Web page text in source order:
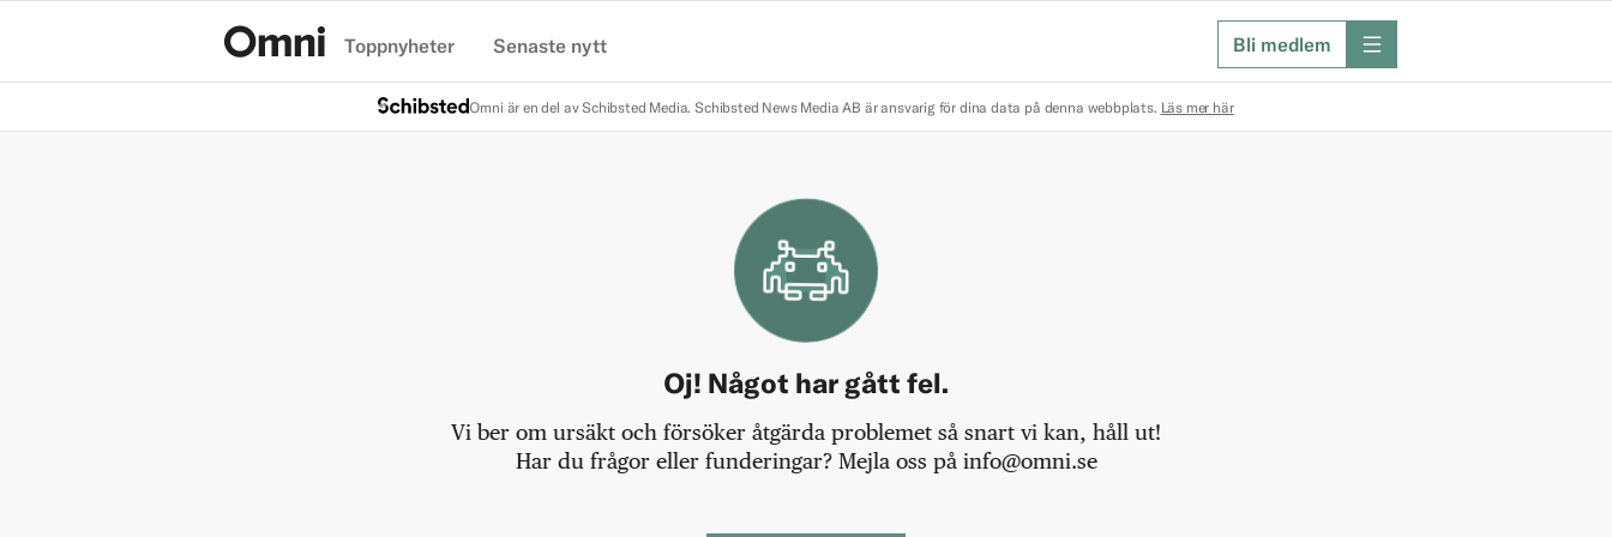
Toppnyheter Senaste nytt Bli medlem meny
Omni är en del av Schibsted Media. Schibsted News Media AB är ansvarig för dina data på denna webbplats. Läs mer här
Oj! Något har gått fel.
Vi ber om ursäkt och försöker åtgärda problemet så snart vi kan, håll ut!
Har du frågor eller funderingar? Mejla oss på info@omni.se